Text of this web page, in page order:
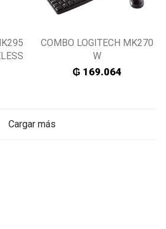
COMBO LOGITECH MK270
W
₲169.064
Cargar más